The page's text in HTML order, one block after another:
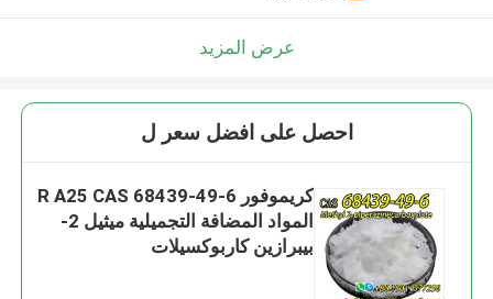
عرض المزيد
احصل على افضل سعر ل
كريموفور R A25 CAS 68439-49-6
المواد المضافة التجميلية ميثيل 2-
بيبرازين كاربوكسيلات